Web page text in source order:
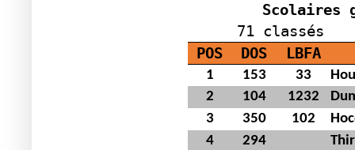
Scolaires
71 classés
POS
DOS LBFA
1 153 33
2
104 1232
3
350 102
4
294